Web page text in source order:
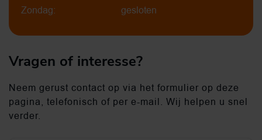
Zondag:
gesloten
Vragen of interesse?
Neem gerust contact op via het formulier op deze
pagina, telefonisch of per e-mail. Wij helpen u snel
verder.